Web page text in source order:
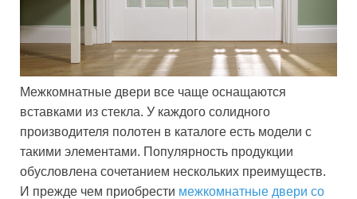
Межкомнатные двери все чаще оснащаются
вставками из стекла. У каждого солидного
производителя полотен в каталоге есть модели с
такими элементами. Популярность продукции
обусловлена сочетанием нескольких преимуществ.
И прежде чем приобрести межкомнатные двери со